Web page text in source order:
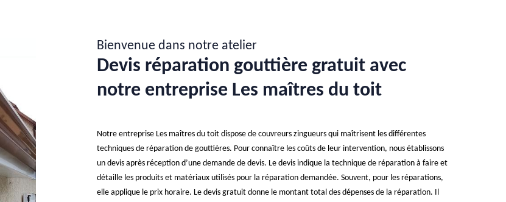
Bienvenue dans notre atelier
Devis réparation gouttière gratuit avec
notre entreprise Les maîtres du toit
Notre entreprise Les maîtres du toit dispose de couvreurs zingueurs qui maîtrisent les différentes
techniques de réparation de gouttières. Pour connaître les coûts de leur intervention, nous établissons
un devis après réception d’une demande de devis. Le devis indique la technique de réparation à faire et
détaille les produits et matériaux utilisés pour la réparation demandée. Souvent, pour les réparations,
elle applique le prix horaire. Le devis gratuit donne le montant total des dépenses de la réparation. Il